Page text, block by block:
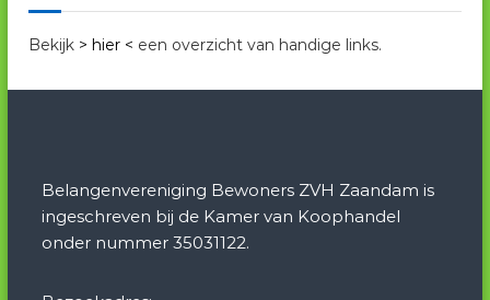
Bekijk > hier < een overzicht van handige links.
Belangenvereniging Bewoners ZVH Zaandam is
ingeschreven bij de Kamer van Koophandel
onder nummer 35031122.